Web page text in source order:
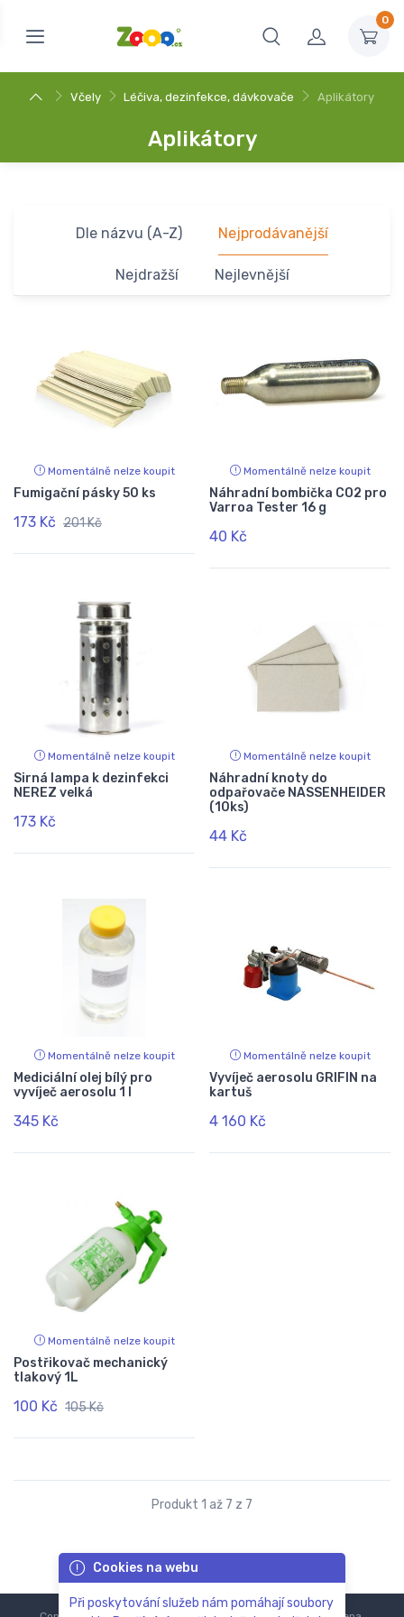
0
Včely Léčiva, dezinfekce, dávkovače Aplikátory
Aplikátory
Dle názvu (A-Z) Nejprodávanější
Nejdražší Nejlevnější
Momentálně nelze koupit
Fumigační pásky 50 ks
173 Kč 201 Kč
Momentálně nelze koupit
Náhradní bombička CO2 pro
Varroa Tester 16 g
40 Kč
Momentálně nelze koupit
Sirná lampa k dezinfekci
NEREZ velká
173 Kč
Momentálně nelze koupit
Náhradní knoty do
odpařovače NASSENHEIDER
(10ks)
44 Kč
Momentálně nelze koupit
Mediciální olej bílý pro
vyvíječ aerosolu 1 l
345 Kč
Momentálně nelze koupit
Vyvíječ aerosolu GRIFIN na
kartuš
4 160 Kč
Momentálně nelze koupit
Postřikovač mechanický
tlakový 1L
100 Kč 105 Kč
Produkt 1 až 7 z 7
Cookies na webu
Při poskytování služeb nám pomáhají soubory